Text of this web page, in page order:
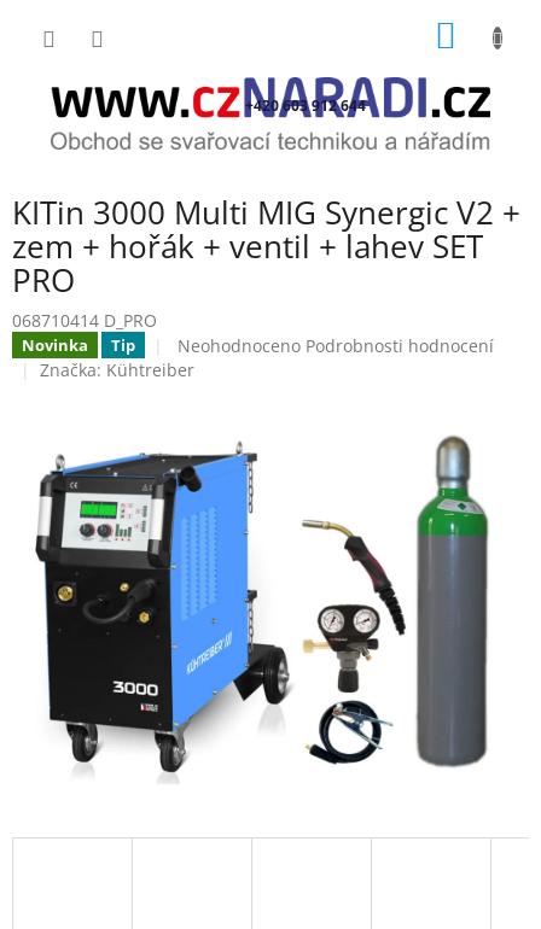
+420 603 912 644
KITin 3000 Multi MIG Synergic V2 +
zem + hořák + ventil + lahev SET
PRO
068710414 D_PRO
Novinka Tip
Průměrné
hodnocení
z
5
hvězdiček.
Neohodnoceno Podrobnosti hodnocení
Značka: Kühtreiber